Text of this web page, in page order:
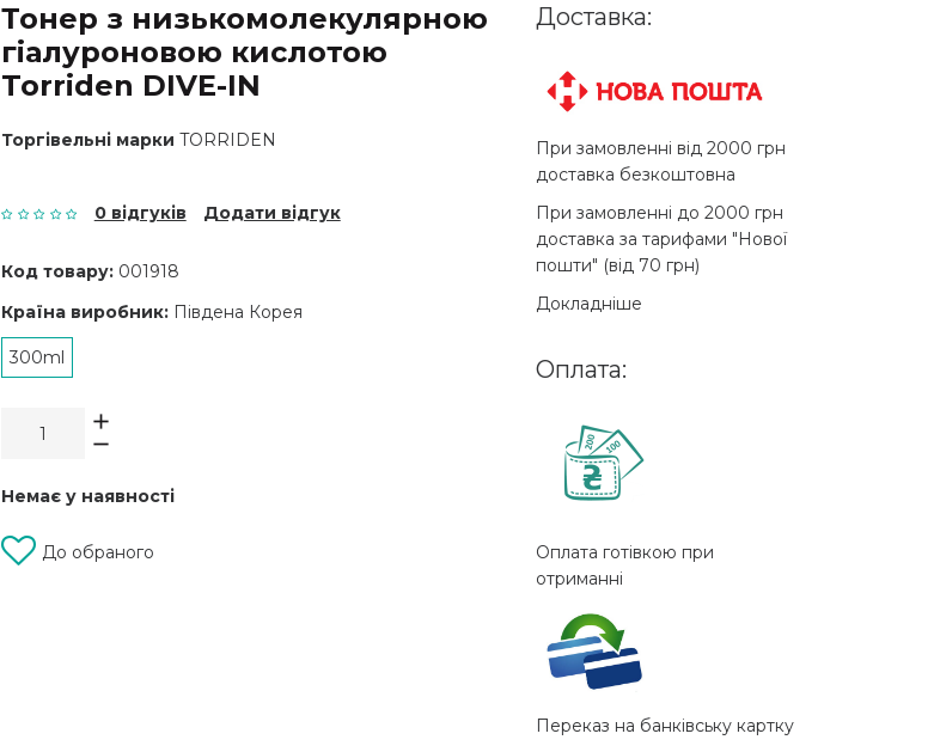
Тонер з низькомолекулярною
гіалуроновою кислотою
Torriden DIVE-IN
Торгівельні маркиTORRIDEN
0 відгуків Додати відгук
Код товару: 001918
Країна виробник: Південа Корея
300ml
Немає у наявності
До обраного
Доставка:
При замовленні від 2000 грн
доставка безкоштовна
При замовленні до 2000 грн
доставка за тарифами "Нової
пошти" (від 70 грн)
Докладніше
Оплата:
Оплата готівкою при
отриманні
Переказ на банківську картку